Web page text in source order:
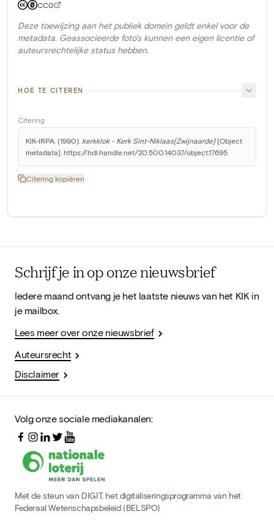
CC0
Deze toewijzing aan het publiek domein geldt enkel voor de
metadata. Geassocieerde foto's kunnen een eigen licentie of
auteursrechtelijke status hebben.
HOE TE CITEREN
Citering
KIK-IRPA. (1990). kerkklok - Kerk Sint-Niklaas[Zwijnaarde] [Object
metadata]. https://hdl.handle.net/20.500.14037/object.17695
Citering kopiëren
Schrijf je in op onze nieuwsbrief
Iedere maand ontvang je het laatste nieuws van het KIK in
je mailbox.
Lees meer over onze nieuwsbrief
Auteursrecht
Disclaimer
Volg onze sociale mediakanalen:
Met de steun van DIGIT, het digitaliseringsprogramma van het
Federaal Wetenschapsbeleid (BELSPO)